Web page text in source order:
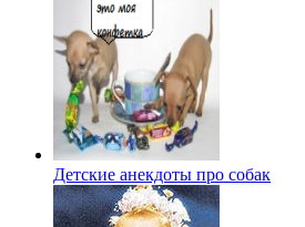
Детские анекдоты про собак